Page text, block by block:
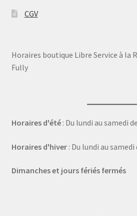
CGV
Horaires boutique Libre Service à la
Fully
Horaires d'été: Du lundi au samedi
Horaires d'hiver: Du lundi au samedi
Dimanches et jours fériés fermés